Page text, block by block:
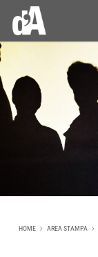
HOME AREA STAMPA